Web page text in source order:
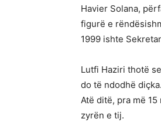
Havier Solana,
figurë e
1999 ishte
Lutfi Haziri thotë
do të ndodhë
Atë ditë, pra më
zyrën e tij.